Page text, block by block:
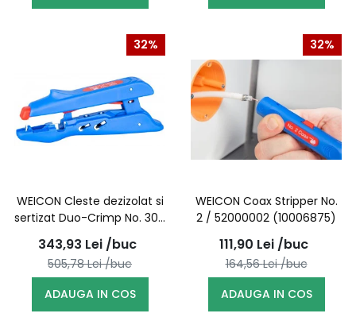
32%
WEICON Cleste dezizolat si
sertizat Duo-Crimp No. 300
/ 51000300 (10007406)
343,93 Lei /buc
505,78Lei /buc
ADAUGA IN COS
32%
WEICON Coax Stripper No.
2 / 52000002 (10006875)
111,90 Lei /buc
164,56Lei /buc
ADAUGA IN COS